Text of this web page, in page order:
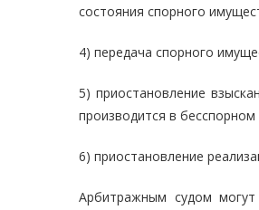
состояния спорного
4) передача спорного
5) приостановление
производится в
6) приостановление
Арбитражным судом